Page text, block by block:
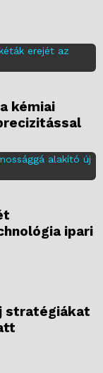
kémiai
ipari
stratégiákat